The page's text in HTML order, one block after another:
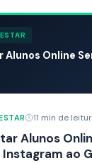
Alunos Online
11 min de
Alunos
Instagram ao